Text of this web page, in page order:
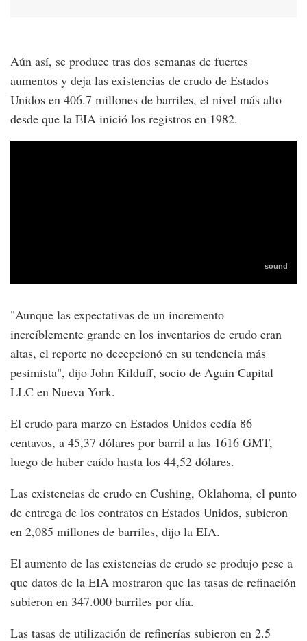
Aún así, se produce tras dos semanas de fuertes
aumentos y deja las existencias de crudo de Estados
Unidos en 406.7 millones de barriles, el nivel más alto
desde que la EIA inició los registros en 1982.
"Aunque las expectativas de un incremento
increíblemente grande en los inventarios de crudo eran
altas, el reporte no decepcionó en su tendencia más
pesimista", dijo John Kilduff, socio de Again Capital
LLC en Nueva York.
El crudo para marzo en Estados Unidos cedía 86
centavos, a 45,37 dólares por barril a las 1616 GMT,
luego de haber caído hasta los 44,52 dólares.
Las existencias de crudo en Cushing, Oklahoma, el punto
de entrega de los contratos en Estados Unidos, subieron
en 2,085 millones de barriles, dijo la EIA.
El aumento de las existencias de crudo se produjo pese a
que datos de la EIA mostraron que las tasas de refinación
subieron en 347.000 barriles por día.
Las tasas de utilización de refinerías subieron en 2.5